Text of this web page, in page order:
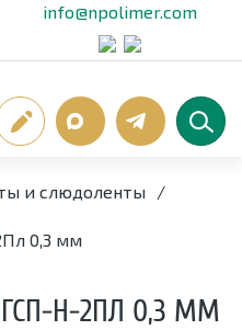
info@npolimer.com
и слюдоленты
/
0,3 мм
Н-2ПЛ 0,3 ММ